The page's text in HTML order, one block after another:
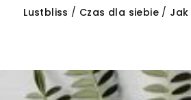
Lustbliss / Czas dla siebie /